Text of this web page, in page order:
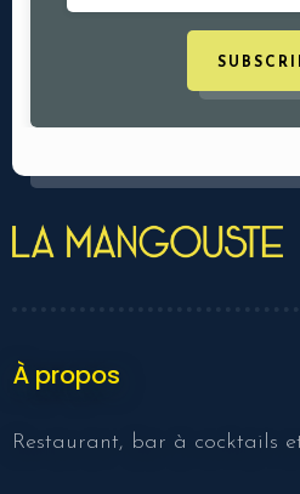
À propos
Restaurant, bar à cocktails